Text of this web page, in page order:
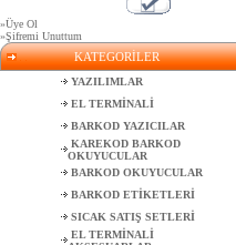
»Üye Ol
»Şifremi Unuttum
KATEGORİLER
YAZILIMLAR
EL TERMİNALİ
BARKOD YAZICILAR
KAREKOD BARKOD
OKUYUCULAR
BARKOD OKUYUCULAR
BARKOD ETİKETLERİ
SICAK SATIŞ SETLERİ
EL TERMİNALİ